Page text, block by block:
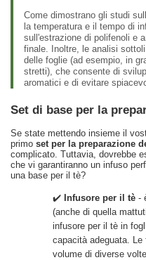
Come dimostrano gli studi
la temperatura e il tempo di
sull'estrazione di polifenoli e
finale. Inoltre, le analisi
delle foglie (ad esempio, in
stretti), che consente di
aromatici e di evitare
Set di base per la
Se state mettendo insieme il
primo set per la preparazione
complicato. Tuttavia, dovrebbe
che vi garantiranno un infuso
una base per il tè?
✔️ Infusore per il tè -
(anche di quella
infusore per il tè in
capacità adeguata.
volume di diverse